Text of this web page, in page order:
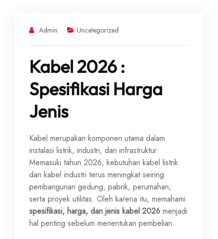
Admin Uncategorized
Kabel 2026 :
Spesifikasi Harga
Jenis
Kabel merupakan komponen utama dalam
instalasi listrik, industri, dan infrastruktur.
Memasuki tahun 2026, kebutuhan kabel listrik
dan kabel industri terus meningkat seiring
pembangunan gedung, pabrik, perumahan,
serta proyek utilitas. Oleh karena itu, memahami
spesifikasi, harga, dan jenis kabel 2026 menjadi
hal penting sebelum menentukan pembelian.